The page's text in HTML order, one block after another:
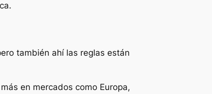
también ahí las reglas están
en mercados como Europa,